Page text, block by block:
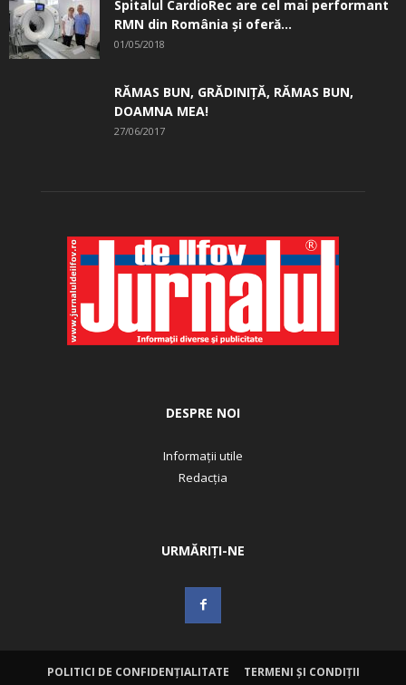
Spitalul CardioRec are cel mai performant
RMN din România și oferă...
01/05/2018
RĂMAS BUN, GRĂDINIŢĂ, ­RĂMAS BUN,
DOAMNA MEA!
27/06/2017
DESPRE NOI
Informații utile
Redacția
URMĂRIȚI-NE
POLITICI DE CONFIDENȚIALITATE TERMENI ȘI CONDIȚII